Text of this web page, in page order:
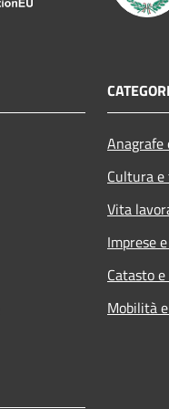
Cultura
Vita
Imprese
Catasto
Mobilità